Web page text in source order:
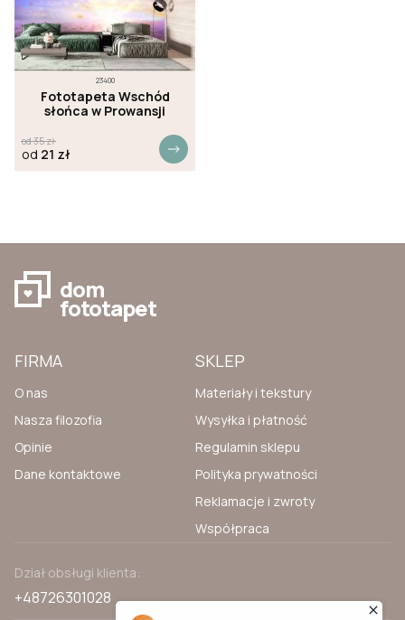
23400
Fototapeta Wschód
słońca w Prowansji
od35zł
od 21 zł
dom
fototapet
FIRMA
O nas
Nasza filozofia
Opinie
Dane kontaktowe
SKLEP
Materiały i tekstury
Wysyłka i płatność
Regulamin sklepu
Polityka prywatności
Reklamacje i zwroty
Współpraca
Dział obsługi klienta:
+48726301028